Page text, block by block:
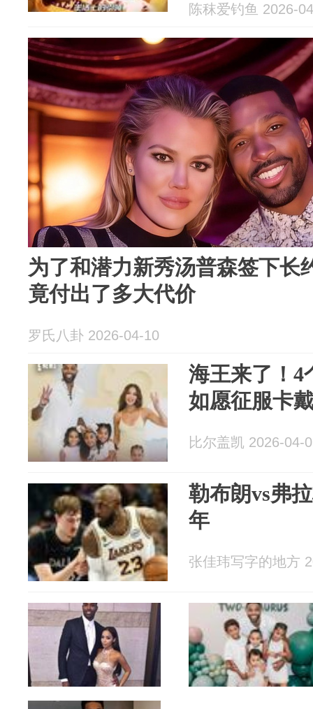
陈秣爱钓鱼 2026-
为了和潜力新秀汤普森签下长
竟付出了多大代价
罗氏八卦 2026-04-10
海王来了！4
如愿征服卡
比尔盖凯 2026-04-
勒布朗vs弗
年
张佳玮写字的地方